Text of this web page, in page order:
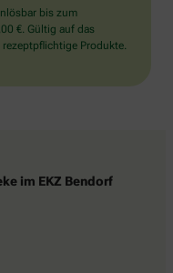
bis zum
€. Gültig auf das
Produkte.
im EKZ Bendorf